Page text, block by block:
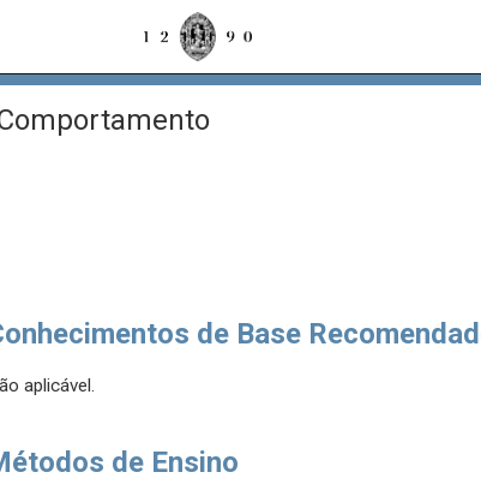
de Base
aplicável.
de Ensino